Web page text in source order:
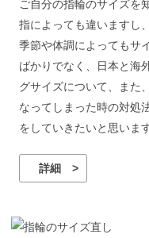
ご自分の指輪のサイズを
指によっても違いますし
季節や体調によってもサ
ばかりでなく、日本と海
グサイズについて、また
なってしまった時の対処
をしていきたいと思います
詳細 >